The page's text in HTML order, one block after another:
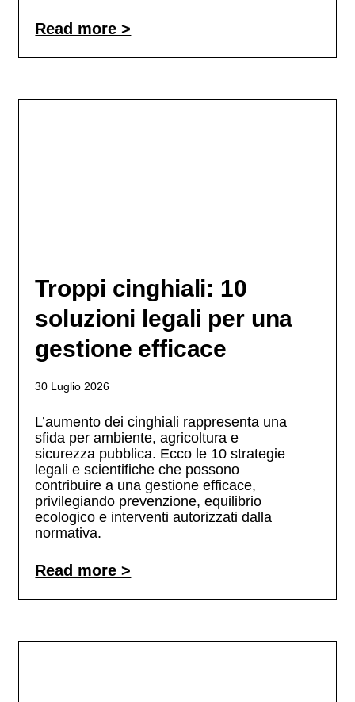
Read more >
Troppi cinghiali: 10
soluzioni legali per una
gestione efficace
30 Luglio 2026
L’aumento dei cinghiali rappresenta una
sfida per ambiente, agricoltura e
sicurezza pubblica. Ecco le 10 strategie
legali e scientifiche che possono
contribuire a una gestione efficace,
privilegiando prevenzione, equilibrio
ecologico e interventi autorizzati dalla
normativa.
Read more >